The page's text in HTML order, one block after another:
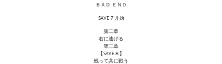
Red Faction remaster Fan Edition
Aliens versus Predator 1 Remaster Fan Edition
Age of Pirates: Caribbean Tales Remaster Fan Edition
ＢＡＤ ＥＮＤ
SAVE７开始
第二章
右に逃げる
第三章
【SAVE８】
残って共に戦う